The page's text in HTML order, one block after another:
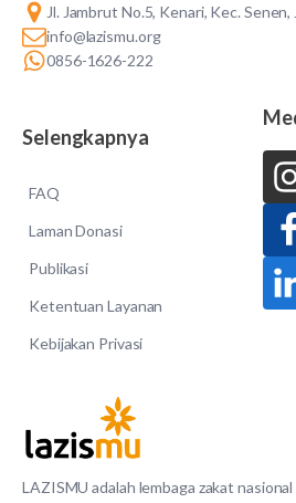
LAZISMU adalah lembaga zakat
Jl. Jambrut No.5, Kenari, Kec.
info@lazismu.org
0856-1626-222
Selengkapnya
FAQ
Laman Donasi
Publikasi
Ketentuan Layanan
Kebijakan Privasi